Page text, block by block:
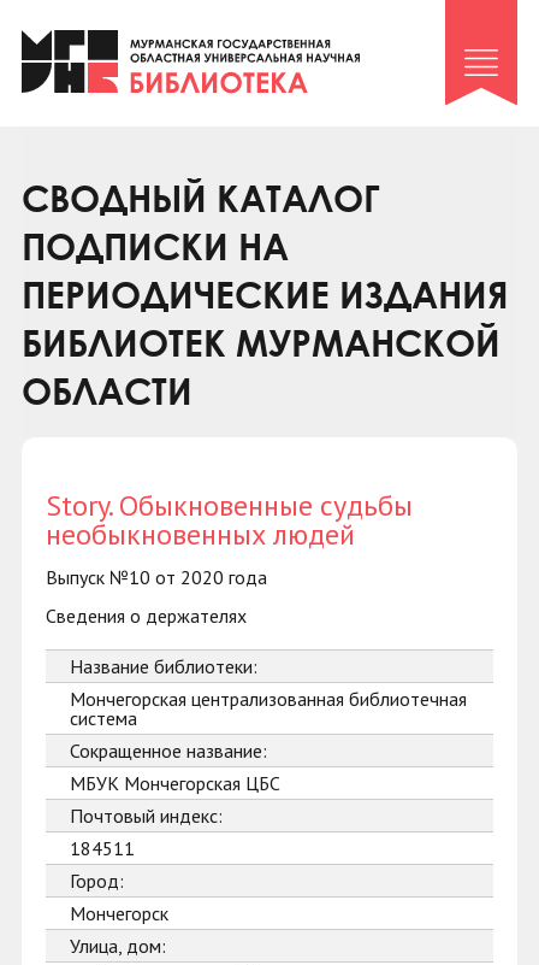
Клуб «Гиря и сельдерей»
Клуб «Семейный архив»
Коллегам
Контакты
СВОДНЫЙ КАТАЛОГ
ПОДПИСКИ НА
ПЕРИОДИЧЕСКИЕ ИЗДАНИЯ
БИБЛИОТЕК МУРМАНСКОЙ
ОБЛАСТИ
Story. Обыкновенные судьбы
необыкновенных людей
Выпуск №10 от 2020 года
Сведения о держателях
Название библиотеки:
Мончегорская централизованная библиотечная
система
Сокращенное название:
МБУК Мончегорская ЦБС
Почтовый индекс:
184511
Город:
Мончегорск
Улица, дом: